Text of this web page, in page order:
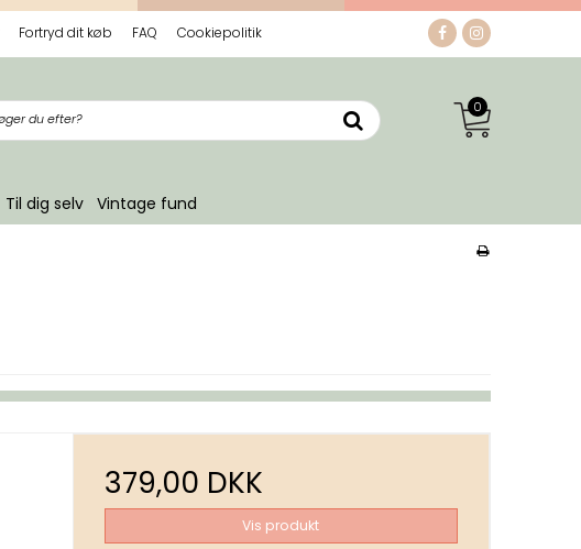
Fortryd dit køb FAQ Cookiepolitik
0
Til dig selv Vintage fund
379,00 DKK
Vis produkt